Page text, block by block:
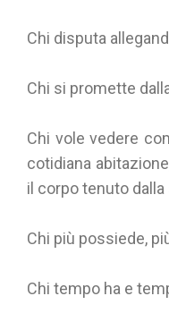
Chi disputa
Chi si promette
Chi vole vedere
cotidiana
il corpo tenuto dalla
Chi più possiede,
Chi tempo ha e